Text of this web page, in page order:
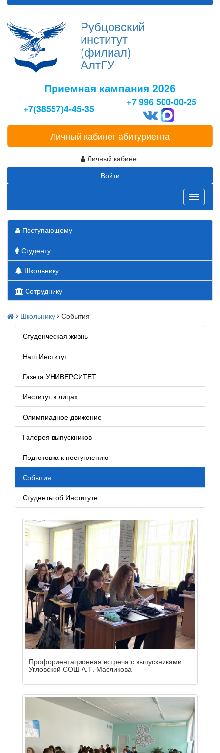
Рубцовский
институт
(филиал)
АлтГУ
Приемная кампания 2026
+7(38557)4-45-35
+7 996 500-00-25
Личный кабинет абитуриента
Личный кабинет
Войти
Toggle
Поступающему
Студенту
Школьнику
Сотруднику
Школьнику События
Студенческая жизнь
Наш Институт
Газета УНИВЕРСИТЕТ
Институт в лицах
Олимпиадное движение
Галерея выпускников
Подготовка к поступлению
События
Студенты об Институте
Профориентационная встреча с выпускниками
Угловской СОШ А.Т. Масликова